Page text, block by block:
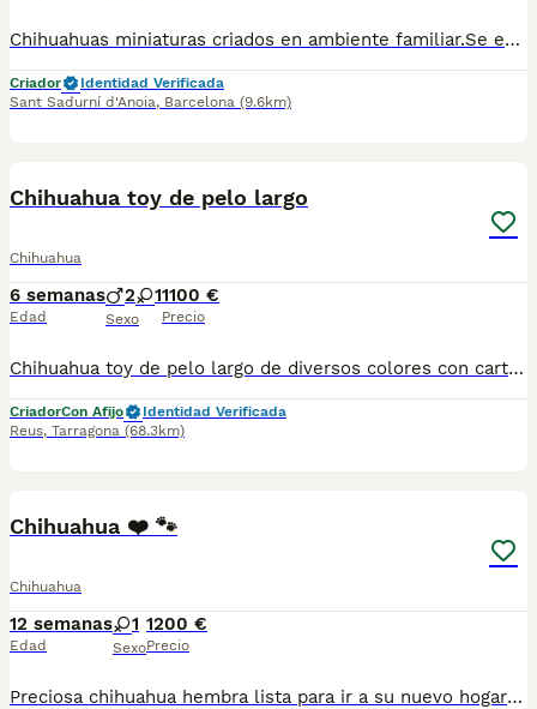
Chihuahuas miniaturas criados en ambiente familiar.Se entregan desparasitados vacunados,Para más información escribir o llamar al 682908382
Criador
Identidad Verificada
Sant Sadurní d'Anoia, Barcelona (9.6km)
Chihuahua toy de pelo largo
Chihuahua
6 semanas
Edad
2 1
Sexo
1100 €
Precio
Chihuahua toy de pelo largo de diversos colores con cartilla sanitaria vacuna chip desparasitación con garantía víricas y congenitas
CriadorCon Afijo
Identidad Verificada
Reus, Tarragona (68.3km)
Chihuahua ❤️ 🐾
Chihuahua
12 semanas
Edad
1
Sexo
1200 €
Precio
Preciosa chihuahua hembra lista para ir a su nuevo hogar llena de energía muy alegre y cariñosa.Se entrega con su cartilla de vacunacion y desparacion correspondiente a su edad. Todos nuestros cachorros estan criados en ambiente familiar con mucho amor y mucha dedicación.